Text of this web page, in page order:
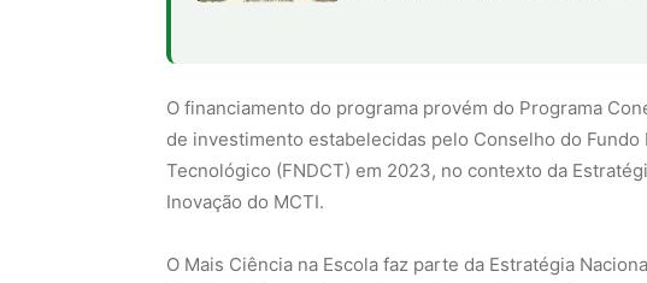
O financiamento do programa provém do Programa
de investimento estabelecidas pelo Conselho do
Tecnológico (FNDCT) em 2023, no contexto da
Inovação do MCTI.
O Mais Ciência na Escola faz parte da Estratégia